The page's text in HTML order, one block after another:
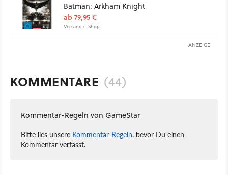
Batman: Arkham Knight
ab 79,95 €
Versand s. Shop
ANZEIGE
KOMMENTARE (44)
Kommentar-Regeln von GameStar
Bitte lies unsere Kommentar-Regeln, bevor Du einen
Kommentar verfasst.